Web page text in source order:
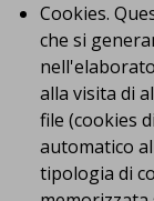
Cookies.
che si
alla visita di
file (cookies
automatico
tipologia di